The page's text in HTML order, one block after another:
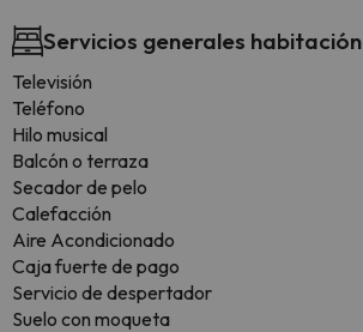
Servicios generales habitación
Televisión
Teléfono
Hilo musical
Balcón o terraza
Secador de pelo
Calefacción
Aire Acondicionado
Caja fuerte de pago
Servicio de despertador
Suelo con moqueta